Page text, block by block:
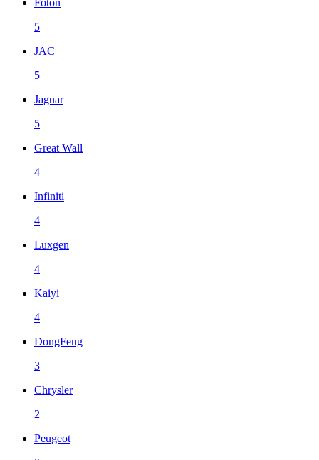
5
JAC
5
Jaguar
5
Great Wall
4
Infiniti
4
Luxgen
4
Kaiyi
4
DongFeng
3
Chrysler
2
Peugeot